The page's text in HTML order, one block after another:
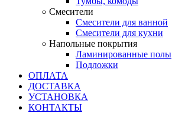
Смесители
Смесители для ванной
Смесители для кухни
Напольные покрытия
Ламинированные полы
Подложки
ОПЛАТА
ДОСТАВКА
УСТАНОВКА
КОНТАКТЫ